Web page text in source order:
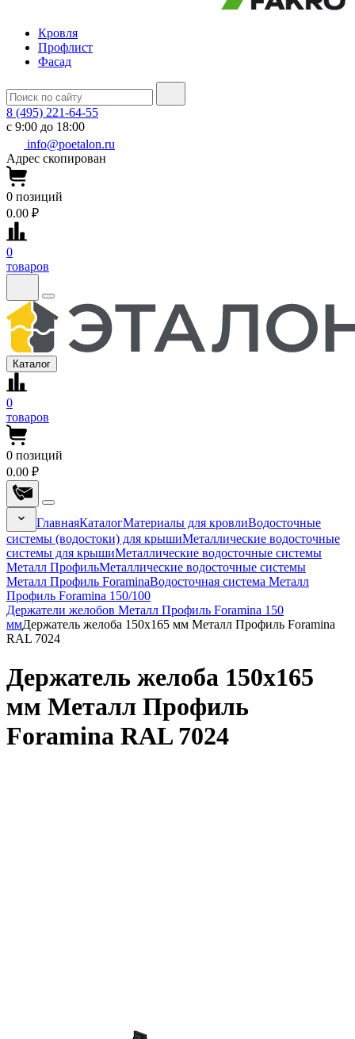
Кровля
Профлист
Фасад
8 (495) 221-64-55
с 9:00 до 18:00
info@poetalon.ru
Адрес скопирован
0 позиций
0.00 ₽
0
товаров
Каталог
0
товаров
0 позиций
0.00 ₽
ГлавнаяКаталогМатериалы для кровлиВодосточные
системы (водостоки) для крышиМеталлические водосточные
системы для крышиМеталлические водосточные системы
Металл ПрофильМеталлические водосточные системы
Металл Профиль ForaminaВодосточная система Металл
Профиль Foramina 150/100
Держатели желобов Металл Профиль Foramina 150
ммДержатель желоба 150х165 мм Металл Профиль Foramina
RAL 7024
Держатель желоба 150х165
мм Металл Профиль
Foramina RAL 7024